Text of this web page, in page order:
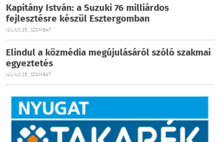
Kapitány István: a Suzuki 76 milliárdos
fejlesztésre készül Esztergomban
JÚLIUS 25., SZOMBAT
Elindul a közmédia megújulásáról szóló szakmai
egyeztetés
JÚLIUS 25., SZOMBAT